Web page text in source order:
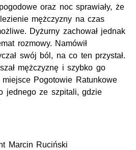
oraz noc sprawiały, że
mężczyzny na czas
Dyżurny zachował jednak
rozmowy. Namówił
swój ból, na co ten przystał.
mężczyznę i szybko go
Pogotowie Ratunkowe
jednego ze szpitali, gdzie
Marcin Ruciński